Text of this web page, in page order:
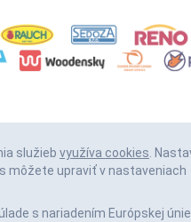
služieb využíva cookies.
môžete upraviť v nastaveniach
s nariadením Európskej únie